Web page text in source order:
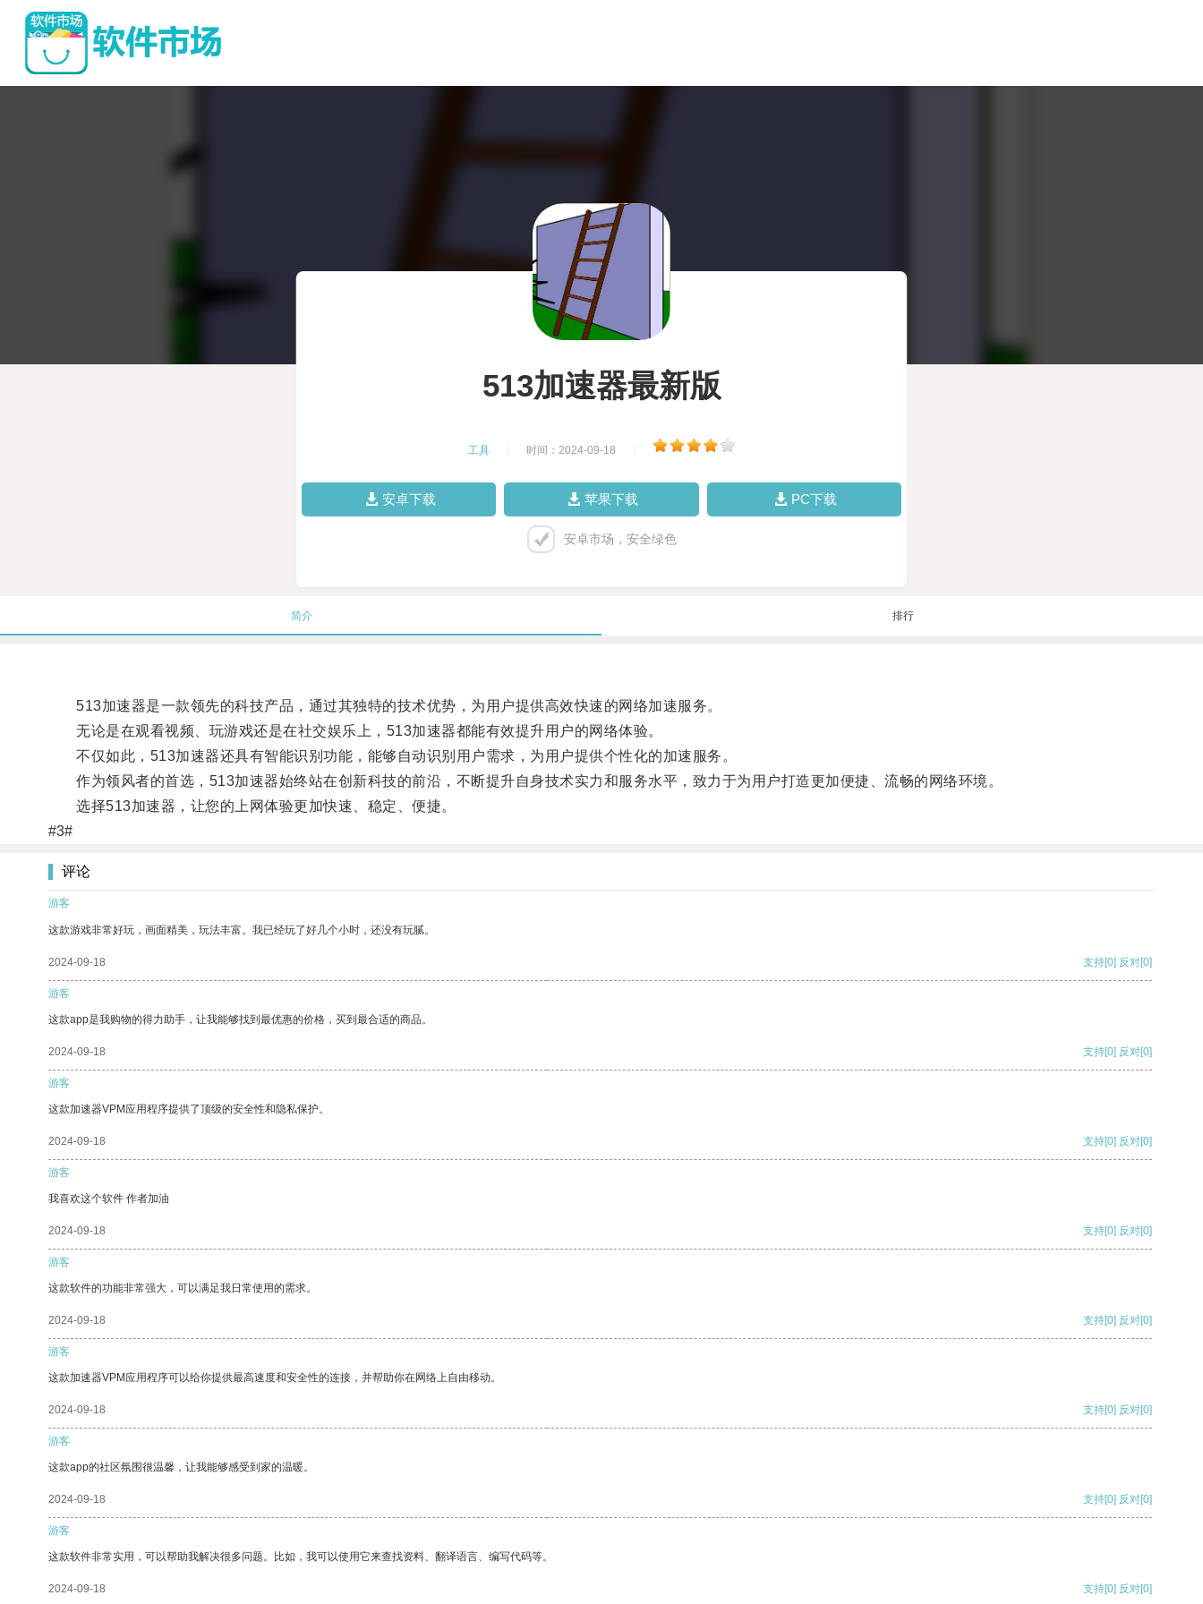
513加速器最新版
工具 时间：2024-09-18
安卓下载 苹果下载 PC下载
安卓市场，安全绿色
简介 排行
513加速器是一款领先的科技产品，通过其独特的技术优势，为用户提供高效快速的网络加速服务。
无论是在观看视频、玩游戏还是在社交娱乐上，513加速器都能有效提升用户的网络体验。
不仅如此，513加速器还具有智能识别功能，能够自动识别用户需求，为用户提供个性化的加速服务。
作为领风者的首选，513加速器始终站在创新科技的前沿，不断提升自身技术实力和服务水平，致力于为用户打造更加便捷、流畅的网络环境。
选择513加速器，让您的上网体验更加快速、稳定、便捷。
#3#
评论
游客
这款游戏非常好玩，画面精美，玩法丰富。我已经玩了好几个小时，还没有玩腻。
2024-09-18 支持[0] 反对[0]
游客
这款app是我购物的得力助手，让我能够找到最优惠的价格，买到最合适的商品。
2024-09-18 支持[0] 反对[0]
游客
这款加速器VPM应用程序提供了顶级的安全性和隐私保护。
2024-09-18 支持[0] 反对[0]
游客
我喜欢这个软件 作者加油
2024-09-18 支持[0] 反对[0]
游客
这款软件的功能非常强大，可以满足我日常使用的需求。
2024-09-18 支持[0] 反对[0]
游客
这款加速器VPM应用程序可以给你提供最高速度和安全性的连接，并帮助你在网络上自由移动。
2024-09-18 支持[0] 反对[0]
游客
这款app的社区氛围很温馨，让我能够感受到家的温暖。
2024-09-18 支持[0] 反对[0]
游客
这款软件非常实用，可以帮助我解决很多问题。比如，我可以使用它来查找资料、翻译语言、编写代码等。
2024-09-18 支持[0] 反对[0]